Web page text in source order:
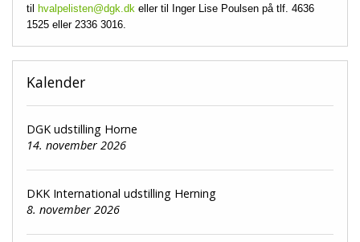
til
hvalpelisten@dgk.dkeller til Inger Lise Poulsen på tlf. 4636
1525 eller 2336 3016.
Kalender
DGK udstilling Horne
14. november 2026
DKK International udstilling Herning
8. november 2026